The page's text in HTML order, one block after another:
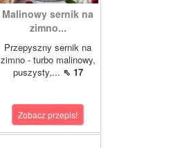
Malinowy sernik na
zimno...
Przepyszny sernik na
zimno - turbo malinowy,
puszysty,... ⇖ 17
Zobacz przepis!